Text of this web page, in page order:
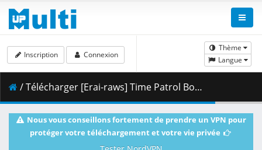
Thème
Langue
Inscription Connexion
/ Télécharger [Erai-raws] Time Patrol Bon - 01 [1080p][HEVC][7F3D089B].mkv.001 ( 340.83 MB )
Nous vous conseillons fortement de prendre un VPN pour
protéger votre téléchargement et votre vie privée